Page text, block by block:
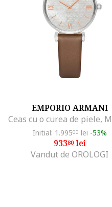
EMPORIO ARMANI
Initial: 1.99500 lei -53%
93380lei
Vandut de OROLOGI